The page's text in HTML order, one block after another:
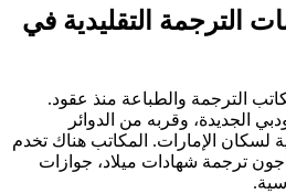
الترجمة التقليدية في
الترجمة والطباعة منذ عقود.
الجديدة، وقربه من الدوائر
لسكان الإمارات. المكاتب هناك تخدم
ترجمة شهادات ميلاد، جوازات